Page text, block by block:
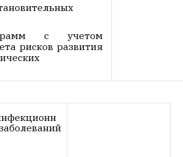
с учетом
рисков развития